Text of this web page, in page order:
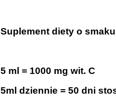
Suplement diety o
5 ml = 1000 mg wit. C
5ml dziennie = 50 dni